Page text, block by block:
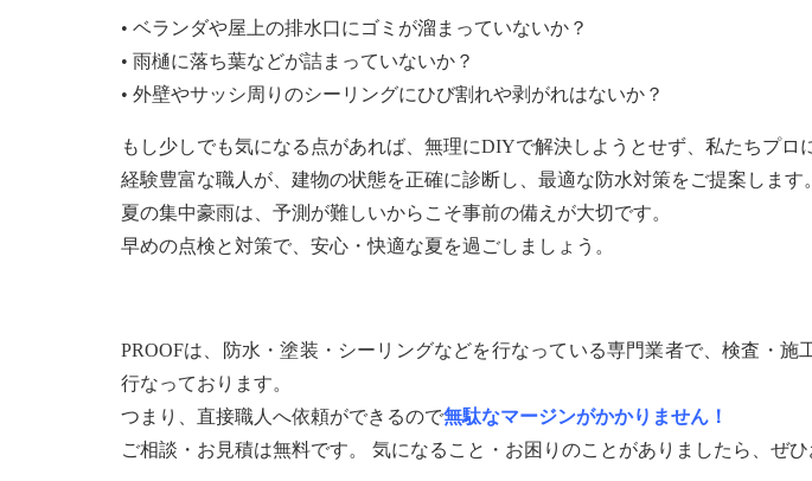
• ベランダや屋上の排水口にゴミが溜まっていないか？
• 雨樋に落ち葉などが詰まっていないか？
• 外壁やサッシ周りのシーリングにひび割れや剥がれはないか？
もし少しでも気になる点があれば、無理にDIYで解決しようとせず、私たちプロ
経験豊富な職人が、建物の状態を正確に診断し、最適な防水対策をご提案します。
夏の集中豪雨は、予測が難しいからこそ事前の備えが大切です。
早めの点検と対策で、安心・快適な夏を過ごしましょう。
PROOFは、防水・塗装・シーリングなどを行なっている専門業者で、検査・施
行なっております。
つまり、直接職人へ依頼ができるので無駄なマージンがかかりません！
ご相談・お見積は無料です。 気になること・お困りのことがありましたら、ぜひ